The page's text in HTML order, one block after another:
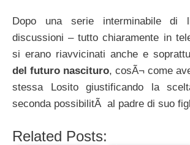
Dopo una serie interminabile di
discussioni – tutto chiaramente in
si erano riavvicinati anche e
del futuro nascituro, cosÃ¬ come
stessa Losito giustificando la
seconda possibilitÃ al padre di suo
Related Posts: